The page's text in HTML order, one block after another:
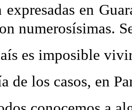
expresadas en
numerosísimas.
es imposible
de los casos, en